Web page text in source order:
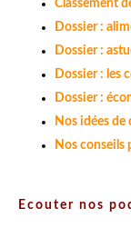
Classement
Dossier :
Dossier :
Dossier : les
Dossier :
Nos idées de
Nos conseils
Ecouter nos